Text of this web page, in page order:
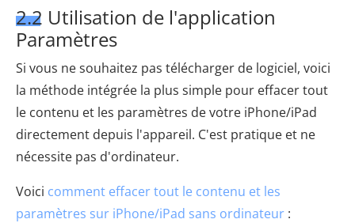
2.2 Utilisation de l'application
Paramètres
Si vous ne souhaitez pas télécharger de logiciel, voici
la méthode intégrée la plus simple pour effacer tout
le contenu et les paramètres de votre iPhone/iPad
directement depuis l'appareil. C'est pratique et ne
nécessite pas d'ordinateur.
Voici comment effacer tout le contenu et les
paramètres sur iPhone/iPad sans ordinateur :